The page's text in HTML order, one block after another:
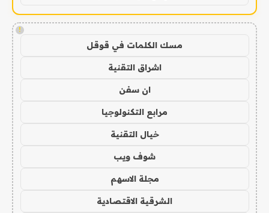
!
مسك الكلمات في قوقل
اشراق التقنية
ان سفن
مرابع التكنولوجيا
خيال التقنية
شوف ويب
مجلة الاسهم
الشرقية الاقتصادية